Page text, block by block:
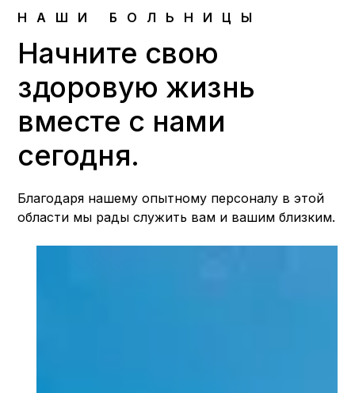
НАШИ БОЛЬНИЦЫ
Начните свою
здоровую жизнь
вместе с нами
сегодня.
Благодаря нашему опытному персоналу в этой
области мы рады служить вам и вашим близким.